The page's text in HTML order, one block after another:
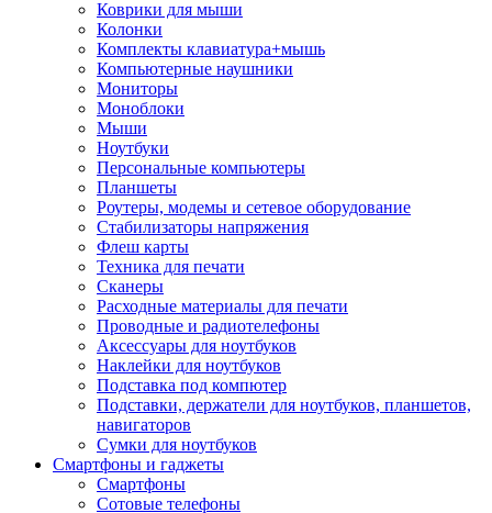
Коврики для мыши
Колонки
Комплекты клавиатура+мышь
Компьютерные наушники
Мониторы
Моноблоки
Мыши
Ноутбуки
Персональные компьютеры
Планшеты
Роутеры, модемы и сетевое оборудование
Стабилизаторы напряжения
Флеш карты
Техника для печати
Сканеры
Расходные материалы для печати
Проводные и радиотелефоны
Аксессуары для ноутбуков
Наклейки для ноутбуков
Подставка под компютер
Подставки, держатели для ноутбуков, планшетов,
навигаторов
Сумки для ноутбуков
Смартфоны и гаджеты
Смартфоны
Сотовые телефоны